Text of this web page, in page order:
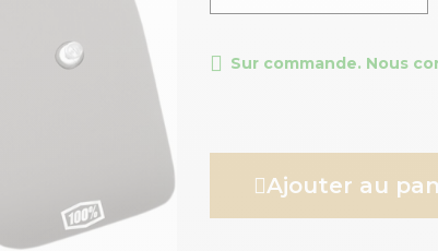
Sur commande. Nous
Ajouter au